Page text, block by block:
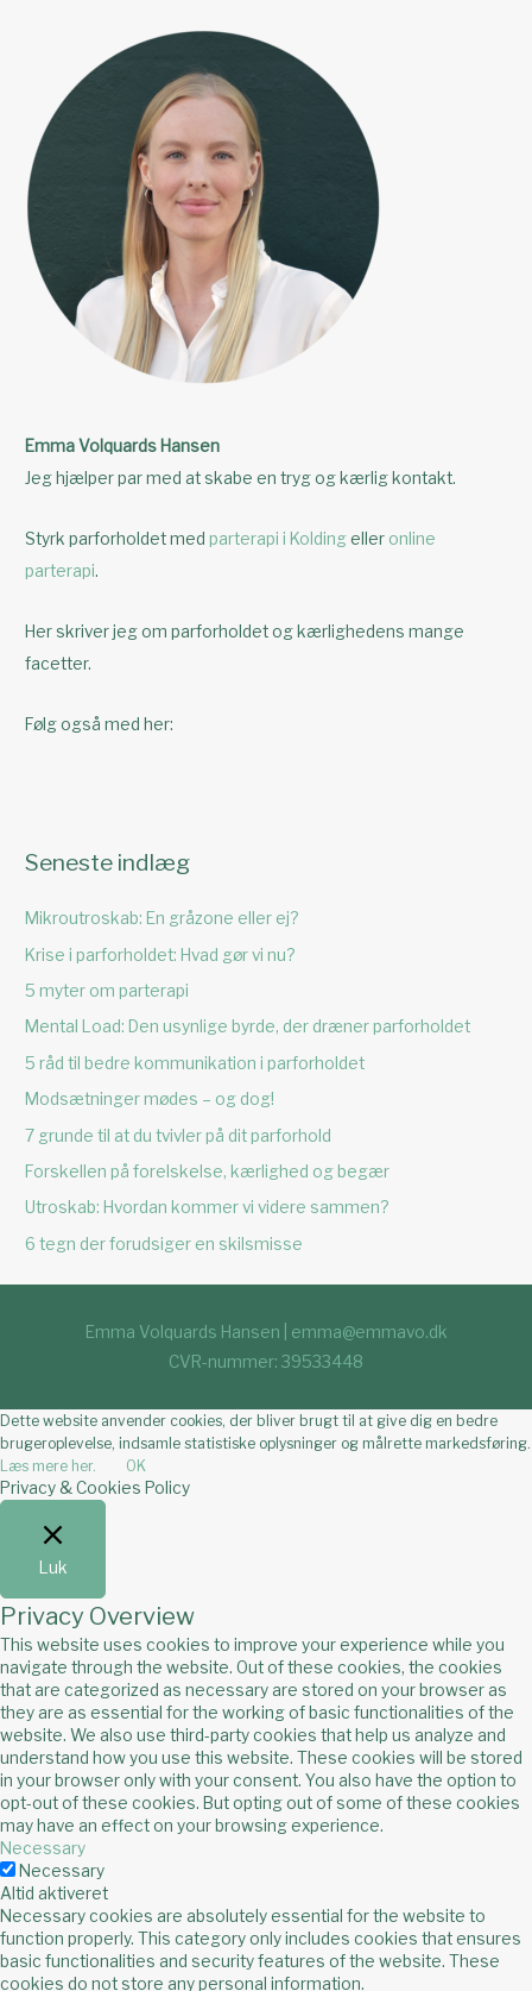
Emma Volquards Hansen
Jeg hjælper par med at skabe en tryg og kærlig kontakt.
Styrk parforholdet medparterapi i Koldingeller online
parterapi.
Her skriver jeg om parforholdet og kærlighedens mange
facetter.
Følg også med her:
Seneste indlæg
Mikroutroskab: En gråzone eller ej?
Krise i parforholdet: Hvad gør vi nu?
5 myter om parterapi
Mental Load: Den usynlige byrde, der dræner parforholdet
5 råd til bedre kommunikation i parforholdet
Modsætninger mødes – og dog!
7 grunde til at du tvivler på dit parforhold
Forskellen på forelskelse, kærlighed og begær
Utroskab: Hvordan kommer vi videre sammen?
6 tegn der forudsiger en skilsmisse
Emma Volquards Hansen | emma@emmavo.dk
CVR-nummer: 39533448
Dette website anvender cookies, der bliver brugt til at give dig en bedre
brugeroplevelse, indsamle statistiske oplysninger og målrette markedsføring.
Læs mere her.
OK
Privacy & Cookies Policy
Luk
Privacy Overview
This website uses cookies to improve your experience while you
navigate through the website. Out of these cookies, the cookies
that are categorized as necessary are stored on your browser as
they are as essential for the working of basic functionalities of the
website. We also use third-party cookies that help us analyze and
understand how you use this website. These cookies will be stored
in your browser only with your consent. You also have the option to
opt-out of these cookies. But opting out of some of these cookies
may have an effect on your browsing experience.
Necessary
Necessary
Altid aktiveret
Necessary cookies are absolutely essential for the website to
function properly. This category only includes cookies that ensures
basic functionalities and security features of the website. These
cookies do not store any personal information.